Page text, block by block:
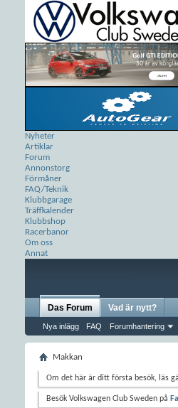
Nyheter
Artiklar
Forum
Annonstorg
Förmåner
FAQ/Teknik
Klubbgarage
Träffkalender
Klubbshop
Racerbanor
Om oss
Annat
Das Forum
Nya inlägg FAQ Forumhantering
Vad är nytt?
Makkan
Om det här är ditt första besök, läs
Besök Volkswagen Club Sweden på